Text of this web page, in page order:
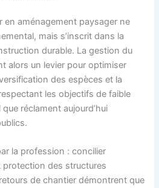
en aménagement paysager ne
mais s’inscrit dans la
durable. La gestion du
alors un levier pour optimiser
des espèces et la
les objectifs de faible
réclament aujourd’hui
la profession : concilier
des structures
de chantier démontrent que